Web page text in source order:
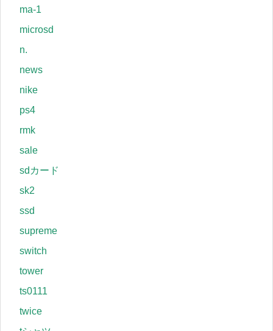
ma-1
microsd
n.
news
nike
ps4
rmk
sale
sdカード
sk2
ssd
supreme
switch
tower
ts0111
twice